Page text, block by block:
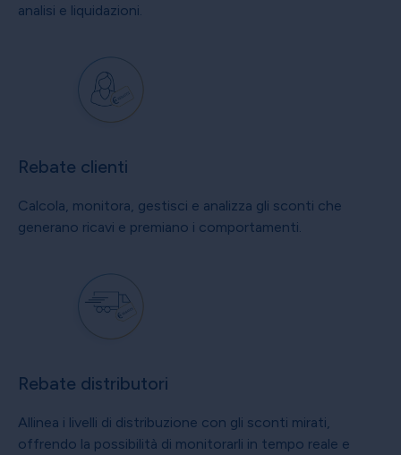
analisi e liquidazioni.
Rebate clienti
Calcola, monitora, gestisci e analizza gli sconti che
generano ricavi e premiano i comportamenti.
Rebate distributori
Allinea i livelli di distribuzione con gli sconti mirati,
offrendo la possibilità di monitorarli in tempo reale e